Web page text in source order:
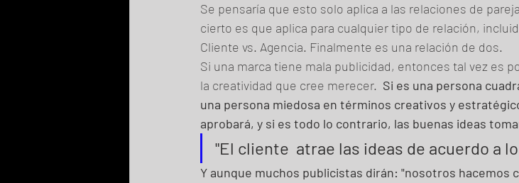
Se pensaría que esto solo aplica a las relaciones de
cierto es que aplica para cualquier tipo de relación,
Cliente vs. Agencia. Finalmente es una relación de dos.
Si una marca tiene mala publicidad, entonces tal vez es
la creatividad que cree merecer. Si es una persona
una persona miedosa en términos creativos y
aprobará, y si es todo lo contrario, las buenas ideas
"El cliente  atrae las ideas de acuerdo a
Y aunque muchos publicistas dirán: "nosotros hacemos